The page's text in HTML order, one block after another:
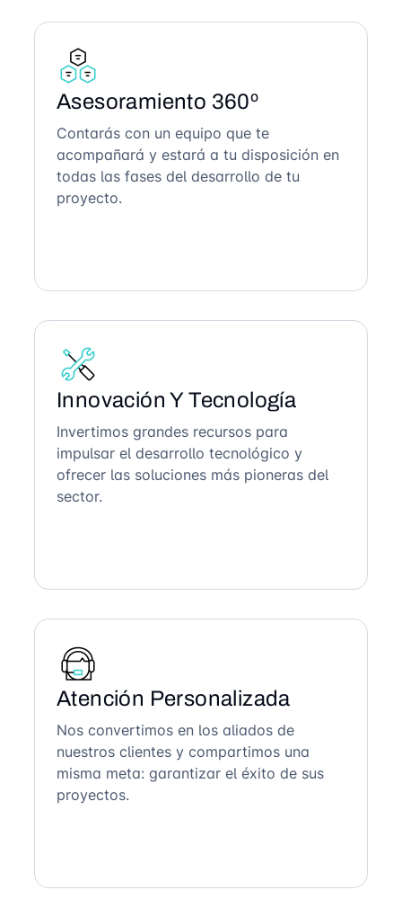
Asesoramiento 360º
Contarás con un equipo que te
acompañará y estará a tu disposición en
todas las fases del desarrollo de tu
proyecto.
Innovación Y Tecnología
Invertimos grandes recursos para
impulsar el desarrollo tecnológico y
ofrecer las soluciones más pioneras del
sector.
Atención Personalizada
Nos convertimos en los aliados de
nuestros clientes y compartimos una
misma meta: garantizar el éxito de sus
proyectos.